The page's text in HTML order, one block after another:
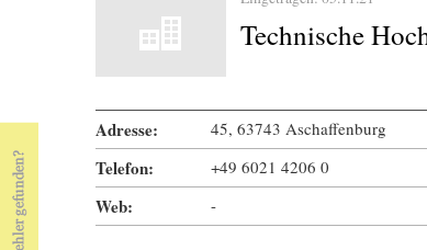
Technische
Adresse: 45, 63743 Aschaffenburg
Telefon: +49 6021 4206 0
Web: -